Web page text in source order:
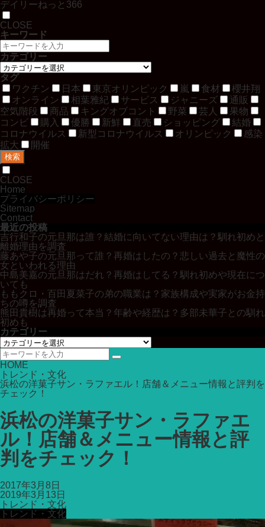
デイリーねっと366
CLOSE
キーワード
カテゴリー
タグ
ワクチン
日本 東京オリンピック 嵐 食材
櫻井翔
オンライン
相葉雅紀 サービス ジャニーズ
通販
空気階段
商品 キングオブコント 野菜 芸人
果物
コンビ
購入 優勝 新鮮 直売 ショッピング
結婚
コロナウイルス
新型コロナウイルス オリンピック
感染
拡大
開催
検索
CLOSE
Home
プライバシーポリシー
Sitemap
Contact
最近の投稿
吉行和子の元旦那は誰？結婚に向いてない理由は？馴れ初めと
離婚理由を調査
藤あや子の元旦那って誰？再婚はしたの？悲しい過去と魔性の
女といわれる理由
中島美嘉の元旦那はだれ？再婚はしてる？馴れ初めや現在につ
いても
ももクロ・百田夏菜子の弟の職業は？家族構成や実家がお金持
ちの噂を調査
熊田貴樹は再婚って本当？年齢や経歴は？多部未華子との馴れ
初めも
カテゴリー
カ
テ
ゴ
リ
ー
HOME
トレンド・文化
浜松の洋菓子サン・ラファエル！店舗＆メニュー情報と評判を
チェック！
浜松の洋菓子サン・ラファエ
ル！店舗＆メニュー情報と評
判をチェック！
2017年3月8日
2019年3月13日
トレンド・文化
トレンド・文化